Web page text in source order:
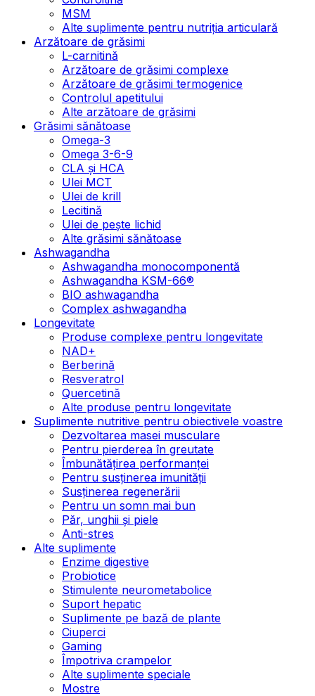
MSM
Alte suplimente pentru nutriția articulară
Arzătoare de grăsimi
L-carnitină
Arzătoare de grăsimi complexe
Arzătoare de grăsimi termogenice
Controlul apetitului
Alte arzătoare de grăsimi
Grăsimi sănătoase
Omega-3
Omega 3-6-9
CLA şi HCA
Ulei MCT
Ulei de krill
Lecitină
Ulei de pește lichid
Alte grăsimi sănătoase
Ashwagandha
Ashwagandha monocomponentă
Ashwagandha KSM-66®
BIO ashwagandha
Complex ashwagandha
Longevitate
Produse complexe pentru longevitate
NAD+
Berberină
Resveratrol
Quercetină
Alte produse pentru longevitate
Suplimente nutritive pentru obiectivele voastre
Dezvoltarea masei musculare
Pentru pierderea în greutate
Îmbunătățirea performanței
Pentru susținerea imunității
Susținerea regenerării
Pentru un somn mai bun
Păr, unghii și piele
Anti-stres
Alte suplimente
Enzime digestive
Probiotice
Stimulente neurometabolice
Suport hepatic
Suplimente pe bază de plante
Ciuperci
Gaming
Împotriva crampelor
Alte suplimente speciale
Mostre